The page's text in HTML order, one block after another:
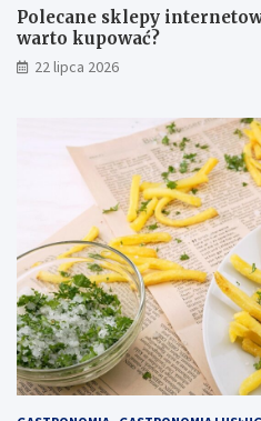
Polecane sklepy
warto kupować?
22 lipca 2026